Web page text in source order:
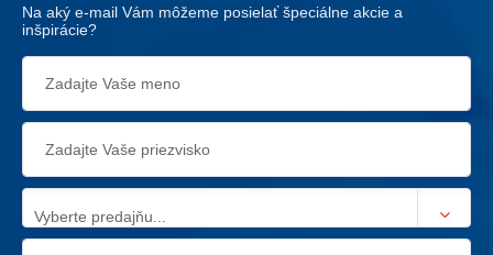
Na aký e-mail Vám môžeme posielať špeciálne akcie a
inšpirácie?
Vyberte predajňu...